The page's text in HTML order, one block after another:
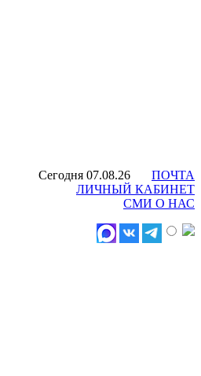
Сегодня 07.08.26
ПОЧТА
ЛИЧНЫЙ КАБИНЕТ
СМИ О НАС